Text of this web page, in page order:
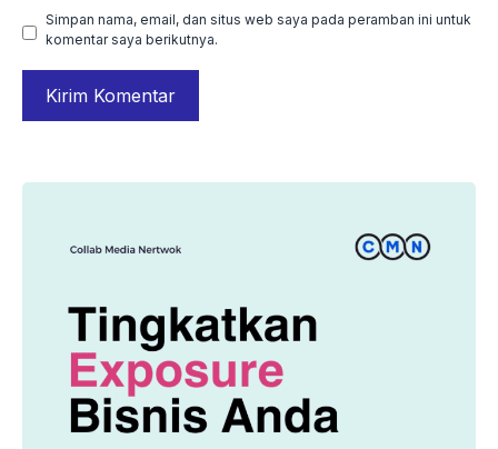
Simpan nama, email, dan situs web saya pada peramban ini untuk
komentar saya berikutnya.